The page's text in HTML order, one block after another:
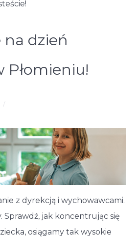
na dzień
Płomieniu!
z dyrekcją i wychowawcami.
Sprawdź, jak koncentrując się
osiągamy tak wysokie